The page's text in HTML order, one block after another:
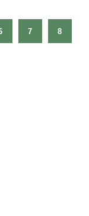
7 8